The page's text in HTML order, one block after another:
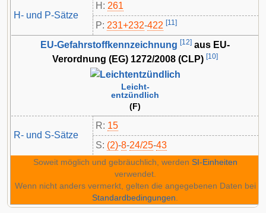
H- und P-Sätze
H: 261
P: 231+232-​422 [11]
EU-Gefahrstoffkennzeichnung [12] aus EU-
Verordnung (EG) 1272/2008 (CLP) [10]
Leicht-
entzündlich
(F)
R- und S-Sätze
R: 15
S: (2)-8-24/25-43
Soweit möglich und gebräuchlich, werden SI-Einheiten
verwendet.
Wenn nicht anders vermerkt, gelten die angegebenen Daten bei
Standardbedingungen